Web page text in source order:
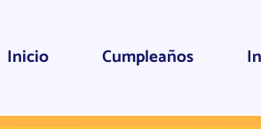
Inicio Cumpleaños